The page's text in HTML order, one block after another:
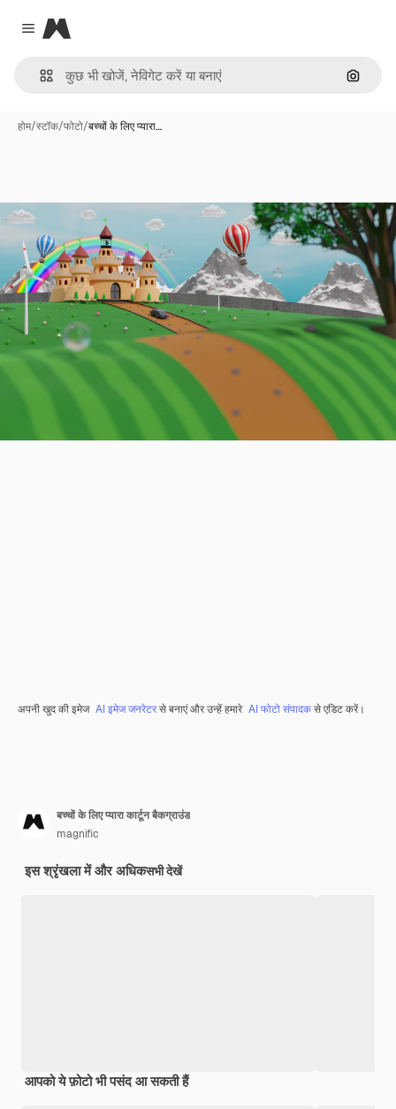
Close menu
Magnific
इमेज से
होम/स्टॉक/फोटो/बच्चों के लिए प्यारा…
अपनी खुद की इमेज AI इमेज जनरेटरसे बनाएं और उन्हें हमारे AI फोटो संपादकसे एडिट करें।
बच्चों के लिए प्यारा कार्टून बैकग्राउंड
magnific
इस श्रृंखला में और अधिकसभी देखें
आपको ये फ़ोटो भी पसंद आ सकती हैं